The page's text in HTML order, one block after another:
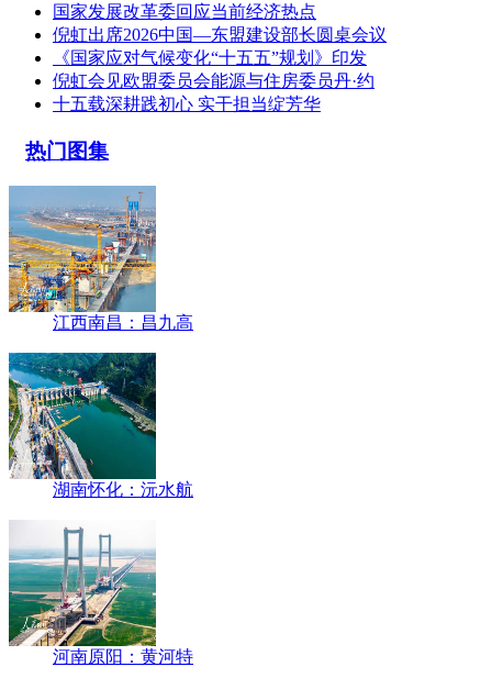
国家发展改革委回应当前经济热点
倪虹出席2026中国—东盟建设部长圆桌会议
《国家应对气候变化“十五五”规划》印发
倪虹会见欧盟委员会能源与住房委员丹·约
十五载深耕践初心 实干担当绽芳华
热门图集
江西南昌：昌九高
湖南怀化：沅水航
河南原阳：黄河特